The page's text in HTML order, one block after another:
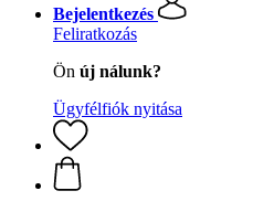
Bejelentkezés
Feliratkozás
Ön új nálunk?
Ügyfélfiók nyitása